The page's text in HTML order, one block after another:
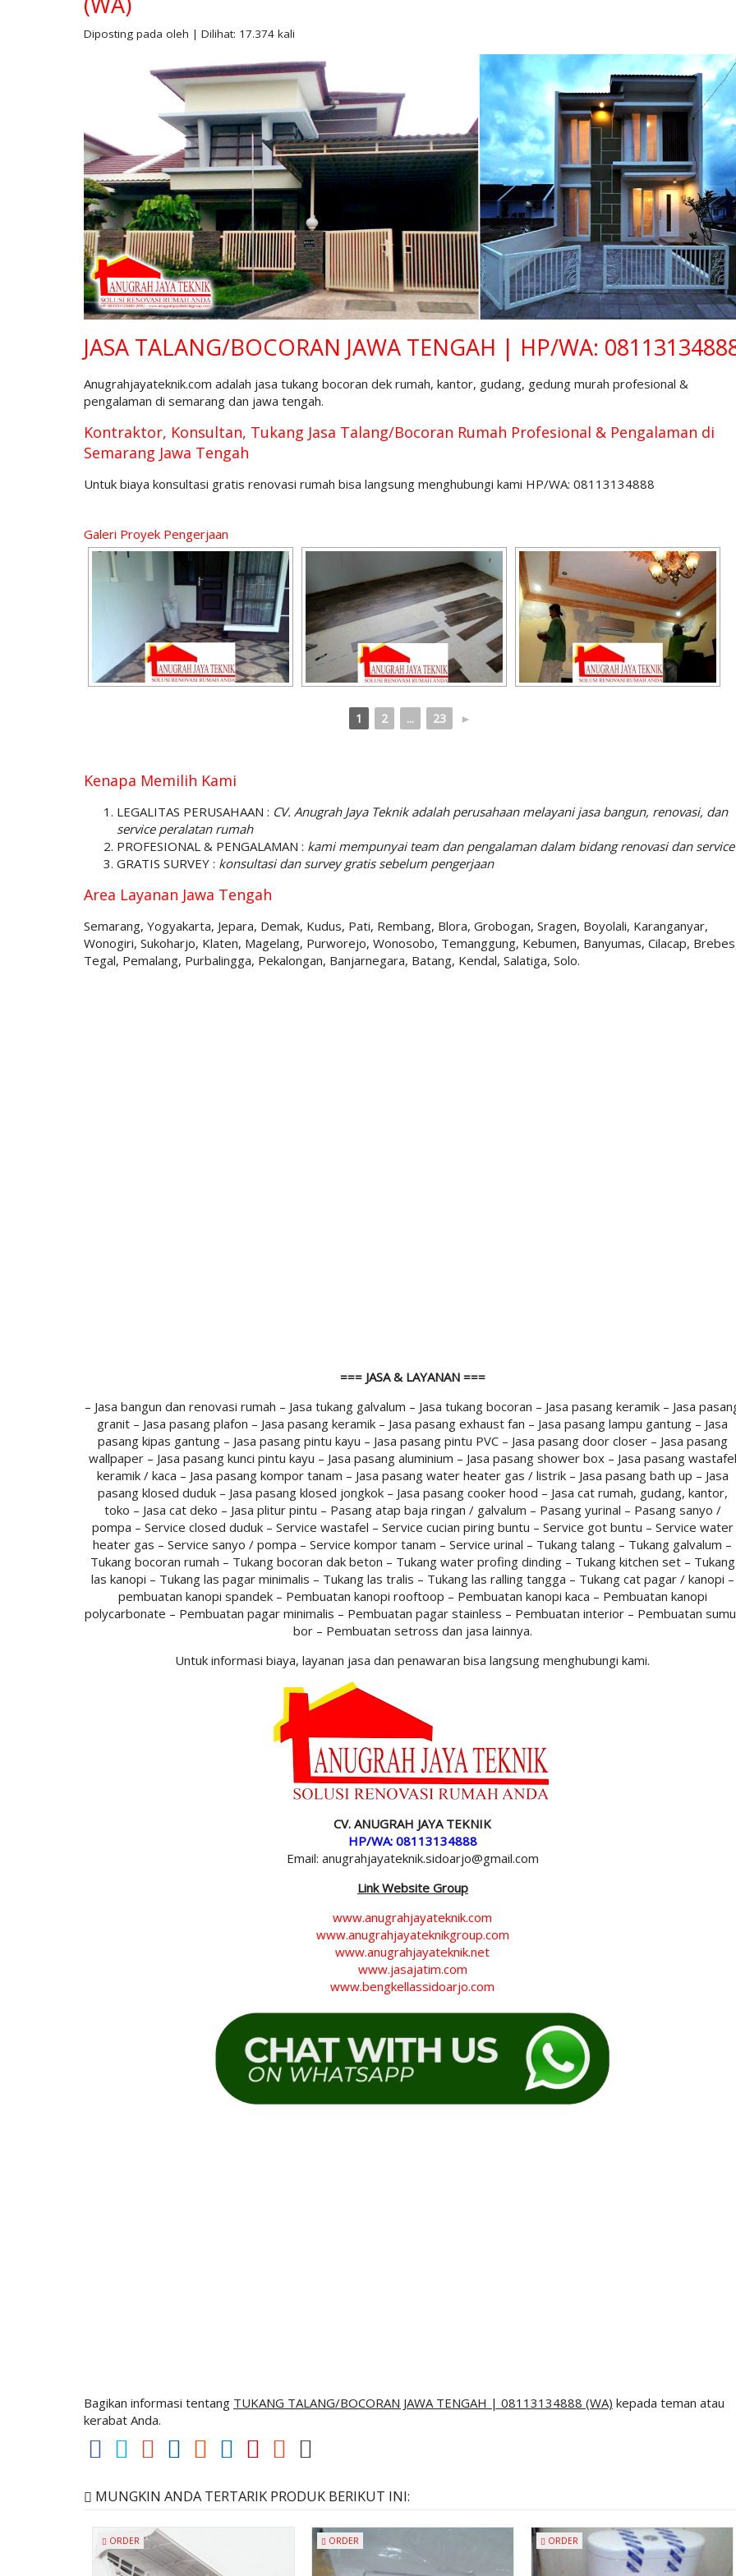
Diposting pada oleh | Dilihat: 17.374 kali
JASA TALANG/BOCORAN JAWA TENGAH | HP/WA:
Anugrahjayateknik.com adalah jasa tukang bocoran dek rumah, kantor, gudang, gedung murah profesional &
pengalaman di semarang dan jawa tengah.
Kontraktor, Konsultan, Tukang Jasa Talang/Bocoran Rumah Profesional & Pengalaman di
Semarang Jawa Tengah
Untuk biaya konsultasi gratis renovasi rumah bisa langsung menghubungi kami HP/WA: 08113134888
Galeri Proyek Pengerjaan
1 2 ... 23 ►
Kenapa Memilih Kami
LEGALITAS PERUSAHAAN : CV. Anugrah Jaya Teknik adalah perusahaan melayani jasa bangun, renovasi, dan
service peralatan rumah
PROFESIONAL & PENGALAMAN : kami mempunyai team dan pengalaman dalam bidang renovasi dan service
GRATIS SURVEY : konsultasi dan survey gratis sebelum pengerjaan
Area Layanan Jawa Tengah
Semarang, Yogyakarta, Jepara, Demak, Kudus, Pati, Rembang, Blora, Grobogan, Sragen, Boyolali, Karanganyar,
Wonogiri, Sukoharjo, Klaten, Magelang, Purworejo, Wonosobo, Temanggung, Kebumen, Banyumas, Cilacap,
Tegal, Pemalang, Purbalingga, Pekalongan, Banjarnegara, Batang, Kendal, Salatiga, Solo.
=== JASA & LAYANAN ===
– Jasa bangun dan renovasi rumah – Jasa tukang galvalum – Jasa tukang bocoran – Jasa pasang keramik – Jasa
granit – Jasa pasang plafon – Jasa pasang keramik – Jasa pasang exhaust fan – Jasa pasang lampu gantung – Jasa
pasang kipas gantung – Jasa pasang pintu kayu – Jasa pasang pintu PVC – Jasa pasang door closer – Jasa pasang
wallpaper – Jasa pasang kunci pintu kayu – Jasa pasang aluminium – Jasa pasang shower box – Jasa pasang wastafel
keramik / kaca – Jasa pasang kompor tanam – Jasa pasang water heater gas / listrik – Jasa pasang bath up – Jasa
pasang klosed duduk – Jasa pasang klosed jongkok – Jasa pasang cooker hood – Jasa cat rumah, gudang, kantor,
toko – Jasa cat deko – Jasa plitur pintu – Pasang atap baja ringan / galvalum – Pasang yurinal – Pasang sanyo /
pompa – Service closed duduk – Service wastafel – Service cucian piring buntu – Service got buntu – Service water
heater gas – Service sanyo / pompa – Service kompor tanam – Service urinal – Tukang talang – Tukang galvalum –
Tukang bocoran rumah – Tukang bocoran dak beton – Tukang water profing dinding – Tukang kitchen set – Tukang
las kanopi – Tukang las pagar minimalis – Tukang las tralis – Tukang las ralling tangga – Tukang cat pagar / kanopi –
pembuatan kanopi spandek – Pembuatan kanopi rooftoop – Pembuatan kanopi kaca – Pembuatan kanopi
polycarbonate – Pembuatan pagar minimalis – Pembuatan pagar stainless – Pembuatan interior – Pembuatan
bor – Pembuatan setross dan jasa lainnya.
Untuk informasi biaya, layanan jasa dan penawaran bisa langsung menghubungi kami.
CV. ANUGRAH JAYA TEKNIK
HP/WA: 08113134888
Email: anugrahjayateknik.sidoarjo@gmail.com
Link Website Group
www.anugrahjayateknik.com
www.anugrahjayateknikgroup.com
www.anugrahjayateknik.net
www.jasajatim.com
www.bengkellassidoarjo.com
Bagikan informasi tentang TUKANG TALANG/BOCORAN JAWA TENGAH | 08113134888 (WA) kepada teman atau
kerabat Anda.
MUNGKIN ANDA TERTARIK PRODUK BERIKUT INI:
ORDER ORDER ORDER